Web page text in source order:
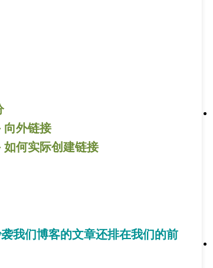
向外链接
如何实际创建链接
我们博客的文章还排在我们的前